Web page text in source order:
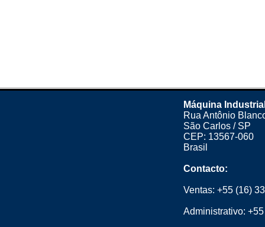
Máquina
Rua Antônio
São Carlos / SP
CEP: 13567-060
Brasil
Contacto:
Ventas: +55 (16)
Administrativo: